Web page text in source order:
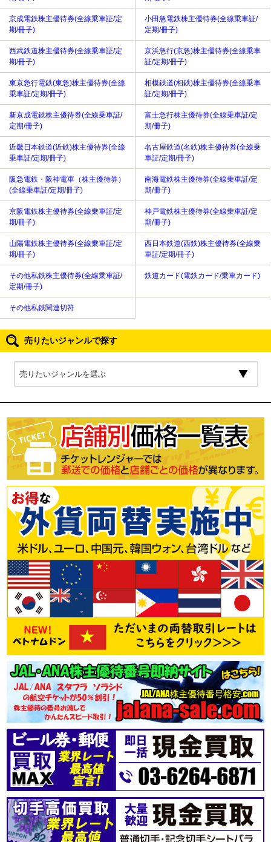
京成電鉄株主優待券(全線乗車証/定
期/冊子)
小田急電鉄株主優待券(全線乗車証/
定期/冊子)
西武鉄道株主優待券(全線乗車証/定
期/冊子)
京浜急行(京急)株主優待券(全線乗車
証/定期/冊子)
東京急行電鉄(東急)株主優待券(全線
乗車証/定期/冊子)
相模鉄道(相鉄)株主優待券(全線乗車
証/定期/冊子)
新京成電鉄株主優待券(全線乗車証/
定期/冊子)
富士急行株主優待券(全線乗車証/定
期/冊子)
近畿日本鉄道(近鉄)株主優待券(全線
乗車証/定期/冊子)
名古屋鉄道(名鉄)株主優待券(全線乗
車証/定期/冊子)
阪急電鉄・阪神電車（株主優待券）
(全線乗車証/定期/冊子)
南海電鉄株主優待券(全線乗車証/定
期/冊子)
京阪電鉄株主優待券(全線乗車証/定
期/冊子)
神戸電鉄株主優待券(全線乗車証/定
期/冊子)
山陽電鉄株主優待券(全線乗車証/定
期/冊子)
西日本鉄道(西鉄)株主優待券(全線乗
車証/定期/冊子)
その他私鉄株主優待券(全線乗車証/
定期/冊子)
鉄道カード(電鉄カード/乗車カード)
その他私鉄関連切符
売りたいジャンルで探す